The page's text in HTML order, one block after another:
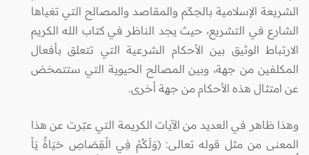
الشريعة الإسلامية بالحِكَم والمقاصد والمصالح التي تغياها
الشارع في التشريع، حيث يجد الناظر في كتاب الله الكريم
الارتباط الوثيق بين الأحكام الشرعية التي تتعلق بأفعال
المكلفين من جهة، وبين المصالح الحيوية التي ستتمخض
عن امتثال هذه الأحكام من جهة أخرى.
وهذا ظاهر في العديد من الآيات الكريمة التي عبّرت عن هذا
المعنى من مثل قوله تعالى: (وَلَكُمْ فِي الْقِصَاصِ حَيَاةٌ يَاْ